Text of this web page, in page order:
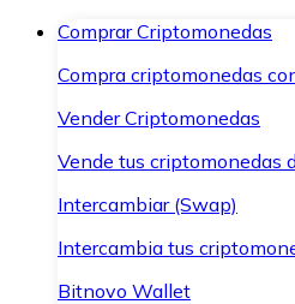
Comprar Criptomonedas
Compra criptomonedas
Vender Criptomonedas
Vende tus criptomonedas
Intercambiar (Swap)
Intercambia tus
Bitnovo Wallet